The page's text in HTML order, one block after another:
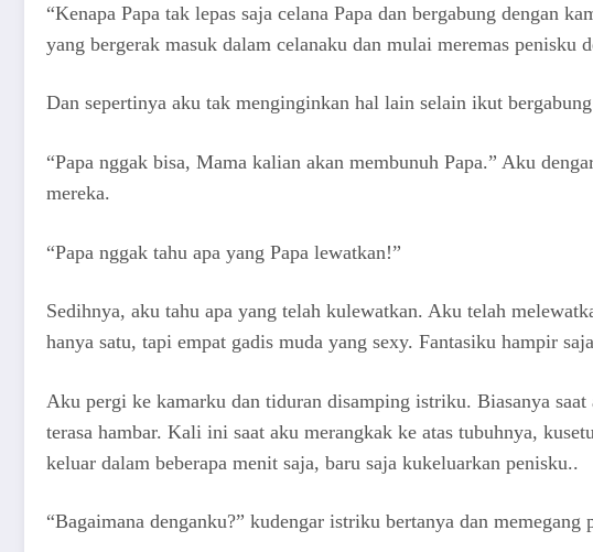
“Kenapa Papa tak lepas saja celana Papa dan bergabung dengan
yang bergerak masuk dalam celanaku dan mulai meremas penisku
Dan sepertinya aku tak menginginkan hal lain selain ikut
“Papa nggak bisa, Mama kalian akan membunuh Papa.” Aku
mereka.
“Papa nggak tahu apa yang Papa lewatkan!”
Sedihnya, aku tahu apa yang telah kulewatkan. Aku telah
hanya satu, tapi empat gadis muda yang sexy. Fantasiku hampir
Aku pergi ke kamarku dan tiduran disamping istriku. Biasanya
terasa hambar. Kali ini saat aku merangkak ke atas tubuhnya,
keluar dalam beberapa menit saja, baru saja kukeluarkan penisku..
“Bagaimana denganku?” kudengar istriku bertanya dan memegang